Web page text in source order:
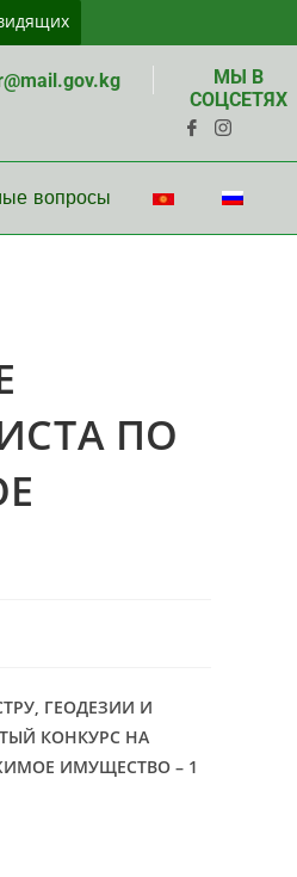
МЫ В
СОЦСЕТЯХ
вопросы
ПО
ГЕОДЕЗИИ И
КОНКУРС НА
ИМУЩЕСТВО – 1